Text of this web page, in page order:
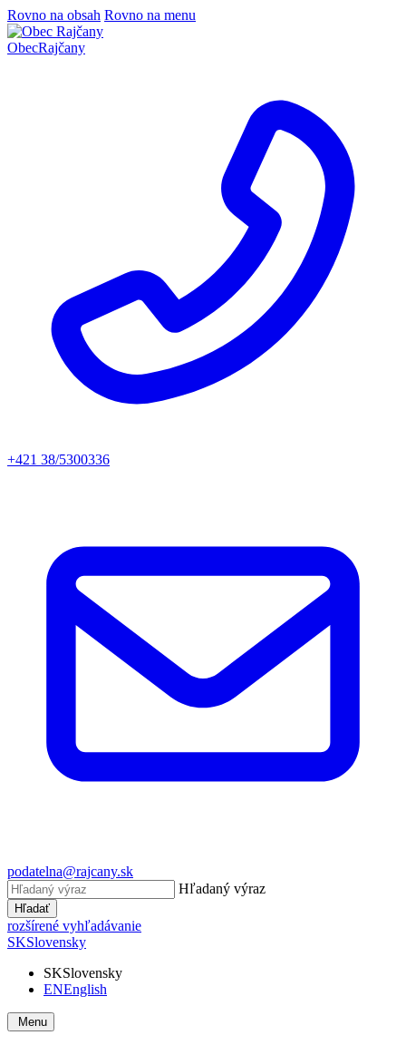
Rovno na obsah Rovno na menu
ObecRajčany
+421 38/5300336
podatelna@rajcany.sk
Hľadaný výraz
Hľadať
rozšírené vyhľadávanie
SKSlovensky
SKSlovensky
ENEnglish
Menu